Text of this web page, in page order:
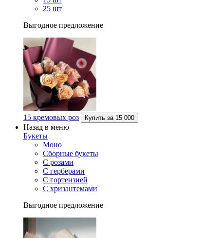
25 шт
Выгодное предложение
15 кремовых роз Купить за 15 000
Назад в меню
Букеты
Моно
Сборные букеты
С розами
С герберами
С гортензией
С хризантемами
Выгодное предложение